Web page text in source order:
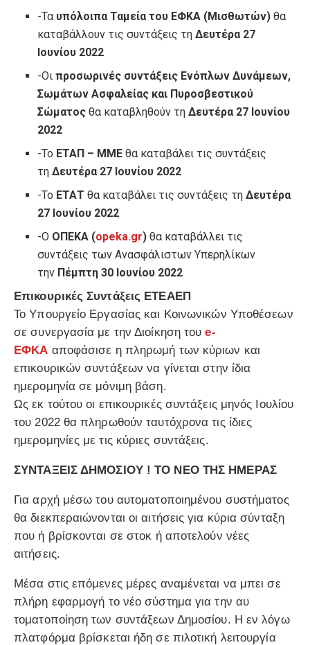
-Τα υπόλοιπα Ταμεία του ΕΦΚΑ (Μισθωτών) θα
καταβάλλουν τις συντάξεις τηΔευτέρα 27
Ιουνίου 2022
-Οι προσωρινές συντάξεις Ενόπλων Δυνάμεων,
Σωμάτων Ασφαλείας και Πυροσβεστικού
Σώματος θα καταβληθούν τηΔευτέρα 27 Ιουνίου
2022
-Το ΕΤΑΠ – ΜΜΕ θα καταβάλει τις συντάξεις
τηΔευτέρα 27 Ιουνίου 2022
-Το ΕΤΑΤ θα καταβάλει τις συντάξεις τηΔευτέρα
27 Ιουνίου 2022
-Ο ΟΠΕΚΑ (opeka.gr) θα καταβάλλει τις
συντάξεις των Ανασφάλιστων Υπερηλίκων
την Πέμπτη 30 Ιουνίου 2022
Επικουρικές Συντάξεις ΕΤΕΑΕΠ
Το Υπουργείο Εργασίας και Κοινωνικών Υποθέσεων
σε συνεργασία με την Διοίκηση τουe-
ΕΦΚΑ αποφάσισε η πληρωμή των κύριων και
επικουρικών συντάξεων να γίνεται στην ίδια
ημερομηνία σε μόνιμη βάση.
Ως εκ τούτου οι επικουρικές συντάξεις μηνός Ιουλίου
του 2022 θα πληρωθούν ταυτόχρονα τις ίδιες
ημερομηνίες με τις κύριες συντάξεις.
ΣΥΝΤΑΞΕΙΣ ΔΗΜΟΣΙΟΥ ! ΤΟ ΝΕΟ ΤΗΣ ΗΜΕΡΑΣ
Για αρχή μέσω του αυτοματοποιημένου συστήματος
θα διεκπεραιώνονται οι αιτήσεις για κύρια σύνταξη
που ή βρίσκονται σε στοκ ή αποτελούν νέες
αιτήσεις.
Μέσα στις επόμενες μέρες αναμένεται να μπει σε
πλήρη εφαρμογή το νέο σύστημα για την αυ
τοματοποίηση των συντάξεων Δημοσίου. Η εν λόγω
πλατφόρμα βρίσκεται ήδη σε πιλοτική λειτουργία